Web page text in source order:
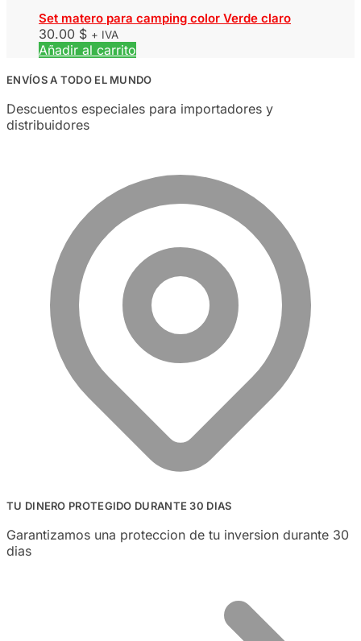
Set matero para camping color Verde claro
30.00 $ + IVA
Añadir al carrito
ENVÍOS A TODO EL MUNDO
Descuentos especiales para importadores y
distribuidores
TU DINERO PROTEGIDO DURANTE 30 DIAS
Garantizamos una proteccion de tu inversion durante 30
dias